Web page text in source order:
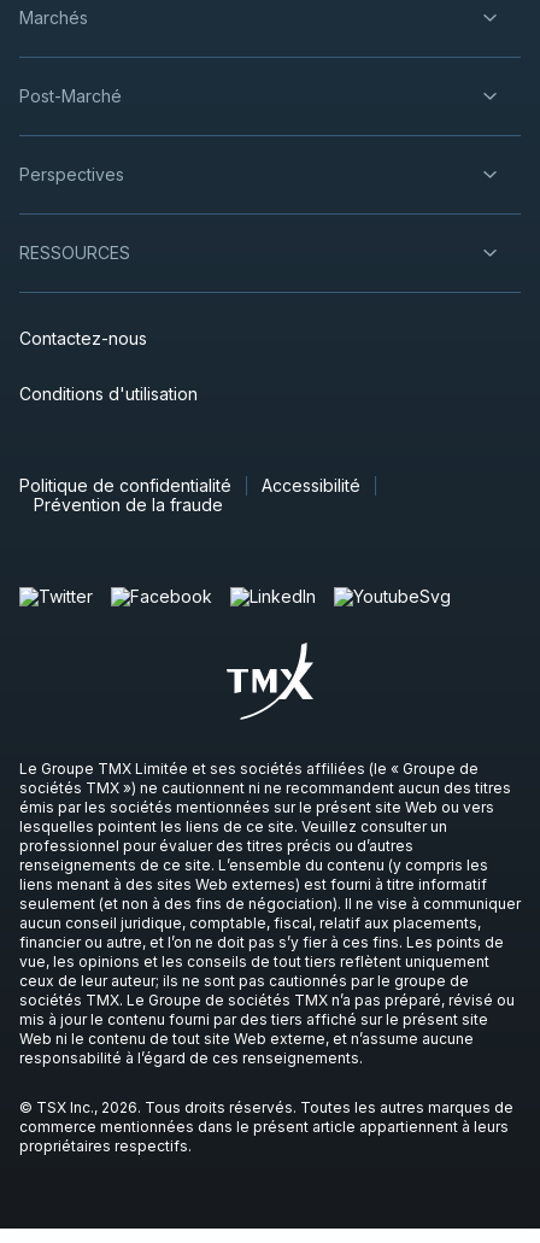
Marchés
Post-Marché
Perspectives
RESSOURCES
Contactez-nous
Conditions d'utilisation
Politique de confidentialité
Accessibilité
Prévention de la fraude
Le Groupe TMX Limitée et ses sociétés affiliées (le « Groupe de
sociétés TMX ») ne cautionnent ni ne recommandent aucun des titres
émis par les sociétés mentionnées sur le présent site Web ou vers
lesquelles pointent les liens de ce site. Veuillez consulter un
professionnel pour évaluer des titres précis ou d’autres
renseignements de ce site. L’ensemble du contenu (y compris les
liens menant à des sites Web externes) est fourni à titre informatif
seulement (et non à des fins de négociation). Il ne vise à communiquer
aucun conseil juridique, comptable, fiscal, relatif aux placements,
financier ou autre, et l’on ne doit pas s’y fier à ces fins. Les points de
vue, les opinions et les conseils de tout tiers reflètent uniquement
ceux de leur auteur; ils ne sont pas cautionnés par le groupe de
sociétés TMX. Le Groupe de sociétés TMX n’a pas préparé, révisé ou
mis à jour le contenu fourni par des tiers affiché sur le présent site
Web ni le contenu de tout site Web externe, et n’assume aucune
responsabilité à l’égard de ces renseignements.
© TSX Inc., 2026. Tous droits réservés. Toutes les autres marques de
commerce mentionnées dans le présent article appartiennent à leurs
propriétaires respectifs.